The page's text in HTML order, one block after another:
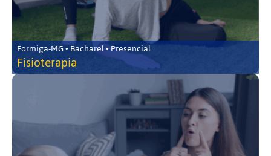
Formiga-MG • Bacharel • Presencial
Fisioterapia